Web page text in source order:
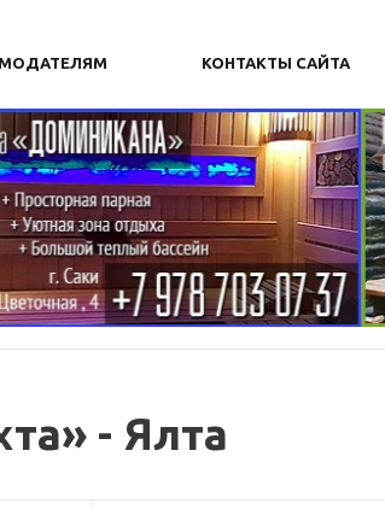
КОНТАКТЫ САЙТА
- Ялта